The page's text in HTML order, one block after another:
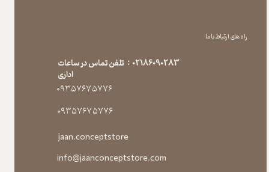
راه های ارتباط با ما
02186090283 : تلفن تماس در ساعات
اداری
۰۹۳۵۷۶۷۵۷۷۶
۰۹۳۵۷۶۷۵۷۷۶
jaan.conceptstore
info@jaanconceptstore.com